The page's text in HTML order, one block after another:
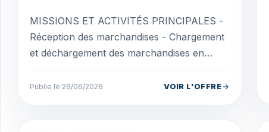
MISSIONS ET ACTIVITÉS PRINCIPALES -
Réception des marchandises - Chargement
et déchargement des marchandises en
Renseignements sur les...
Publie le 26/06/2026 VOIR L'OFFRE